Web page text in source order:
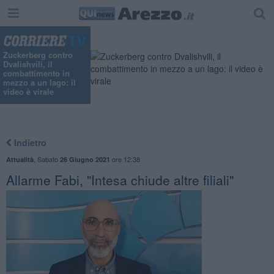
Zuckerberg contro
Dvalishvili, il
combattimento in
mezzo a un lago: il
video è virale
Indietro
Attualità Sabato 26 Giugno 2021 ore 12:38
Allarme Fabi, "Intesa chiude altre filiali"